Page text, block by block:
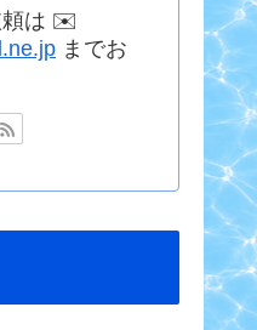
頼は ✉️
までお